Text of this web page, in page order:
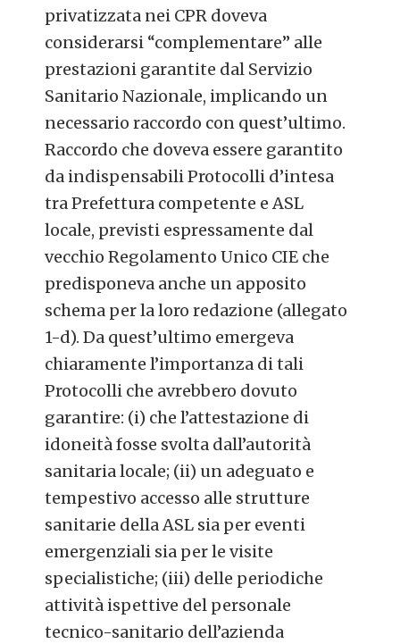
privatizzata nei CPR doveva
considerarsi “complementare” alle
prestazioni garantite dal Servizio
Sanitario Nazionale, implicando un
necessario raccordo con quest’ultimo.
Raccordo che doveva essere garantito
da indispensabili Protocolli d’intesa
tra Prefettura competente e ASL
locale, previsti espressamente dal
vecchio Regolamento Unico CIE che
predisponeva anche un apposito
schema per la loro redazione (allegato
1-d). Da quest’ultimo emergeva
chiaramente l’importanza di tali
Protocolli che avrebbero dovuto
garantire: (i) che l’attestazione di
idoneità fosse svolta dall’autorità
sanitaria locale; (ii) un adeguato e
tempestivo accesso alle strutture
sanitarie della ASL sia per eventi
emergenziali sia per le visite
specialistiche; (iii) delle periodiche
attività ispettive del personale
tecnico-sanitario dell’azienda